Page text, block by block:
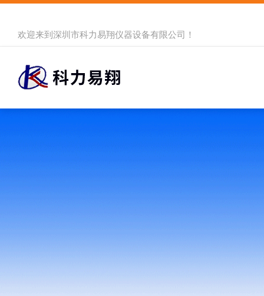
欢迎来到 深圳市科力易翔仪器设备有限公司 ！